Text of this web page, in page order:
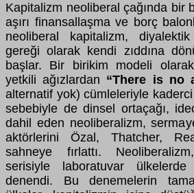
Kapitalizm neoliberal çağında bir
aşırı finansallaşma ve borç
neoliberal kapitalizm,
gereği olarak kendi zıddına
başlar. Bir birikim modeli
yetkili ağızlardan “There is no
alternatif yok) cümleleriyle
sebebiyle de dinsel ortaçağı,
dahil eden neoliberalizm,
aktörlerini Özal, Thatcher,
sahneye fırlattı.
serisiyle laboratuvar
denendi. Bu denemelerin